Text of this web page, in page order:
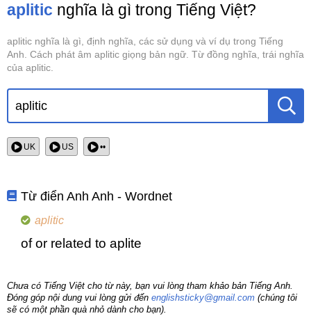
aplitic nghĩa là gì trong Tiếng Việt?
aplitic nghĩa là gì, định nghĩa, các sử dụng và ví dụ trong Tiếng
Anh. Cách phát âm aplitic giọng bản ngữ. Từ đồng nghĩa, trái nghĩa
của aplitic.
UK US ••
Từ điển Anh Anh - Wordnet
aplitic
of or related to aplite
Chưa có Tiếng Việt cho từ này, bạn vui lòng tham khảo bản Tiếng Anh.
Đóng góp nội dung vui lòng gửi đến englishsticky@gmail.com (chúng tôi
sẽ có một phần quà nhỏ dành cho bạn).